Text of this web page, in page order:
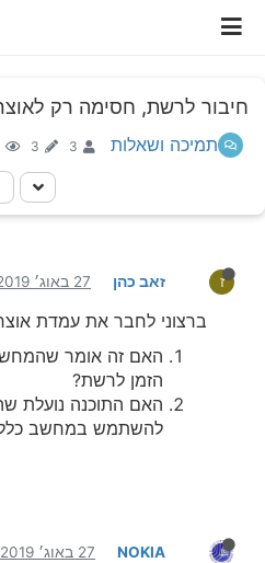
חיבור לרשת, חסימה רק
תמיכה ושאלות 3
3
ז זאב כהן 27 באוג׳ 2019, 7:29
ברצוני לחבר את עמדת
האם זה אומר
הזמן לרשת?
האם התוכנה נועלת
להשתמש במחשב
NOKIA 27 באוג׳ 2019, 8:14